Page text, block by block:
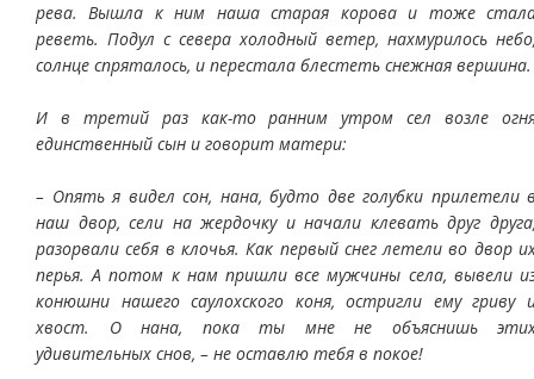
рева. Вышла к ним наша старая корова и тоже
реветь. Подул с севера холодный ветер, нахмурилось
солнце спряталось, и перестала блестеть снежная вершина.
И в третий раз как-то ранним утром сел возле
единственный сын и говорит матери:
– Опять я видел сон, нана, будто две голубки прилетели
наш двор, сели на жердочку и начали клевать друг
разорвали себя в клочья. Как первый снег летели во двор
перья. А потом к нам пришли все мужчины села, вывели
конюшни нашего саулохского коня, остригли ему гриву
хвост. О нана, пока ты мне не объяснишь
удивительных снов, – не оставлю тебя в покое!